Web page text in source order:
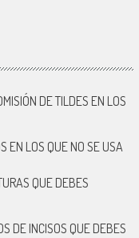
DE TILDES EN LOS
EN LOS QUE NO SE USA
QUE DEBES
DE INCISOS QUE DEBES